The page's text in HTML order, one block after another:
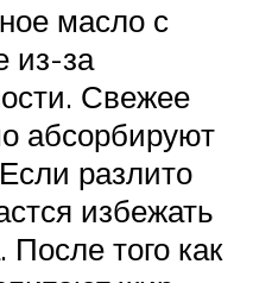
масло с
из-за
Свежее
абсорбируют
разлито
избежать
После того как